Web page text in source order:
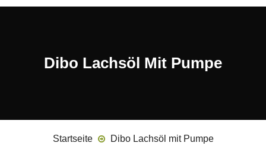
Dibo Lachsöl Mit Pumpe
Startseite Dibo Lachsöl mit Pumpe